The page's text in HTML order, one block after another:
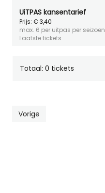
UiTPAS kansentarief
Prijs: € 3,40
max. 6 per uitpas per seizoen
Laatste tickets
Totaal: 0 tickets
Vorige